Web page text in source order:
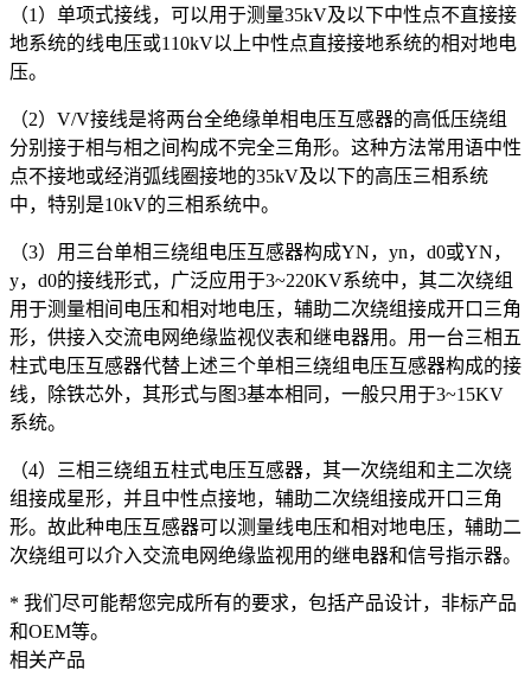
（1）单项式接线，可以用于测量35kV及以下中性点不直接接
地系统的线电压或110kV以上中性点直接接地系统的相对地电
压。
（2）V/V接线是将两台全绝缘单相电压互感器的高低压绕组
分别接于相与相之间构成不完全三角形。这种方法常用语中性
点不接地或经消弧线圈接地的35kV及以下的高压三相系统
中，特别是10kV的三相系统中。
（3）用三台单相三绕组电压互感器构成YN，yn，d0或YN，
y，d0的接线形式，广泛应用于3~220KV系统中，其二次绕组
用于测量相间电压和相对地电压，辅助二次绕组接成开口三角
形，供接入交流电网绝缘监视仪表和继电器用。用一台三相五
柱式电压互感器代替上述三个单相三绕组电压互感器构成的接
线，除铁芯外，其形式与图3基本相同，一般只用于3~15KV
系统。
（4）三相三绕组五柱式电压互感器，其一次绕组和主二次绕
组接成星形，并且中性点接地，辅助二次绕组接成开口三角
形。故此种电压互感器可以测量线电压和相对地电压，辅助二
次绕组可以介入交流电网绝缘监视用的继电器和信号指示器。
* 我们尽可能帮您完成所有的要求，包括产品设计，非标产品
和OEM等。
相关产品